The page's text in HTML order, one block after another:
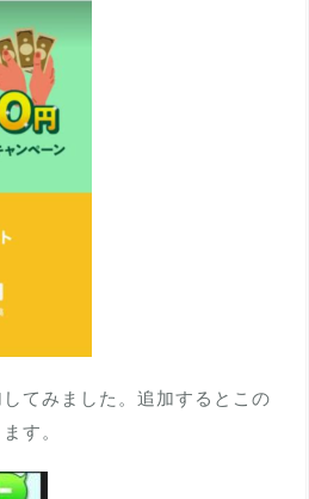
てみました。追加するとこの
す。